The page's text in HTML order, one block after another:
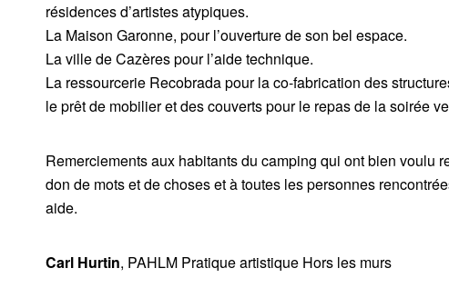
résidences d’artistes atypiques.
La Maison Garonne, pour l’ouverture de son bel espace.
La ville de Cazères pour l’aide technique.
La ressourcerie Recobrada pour la co-fabrication des
le prêt de mobilier et des couverts pour le repas de la soirée
Remerciements aux habitants du camping qui ont bien voulu
don de mots et de choses et à toutes les personnes
aide.
Carl Hurtin, PAHLM Pratique artistique Hors les murs